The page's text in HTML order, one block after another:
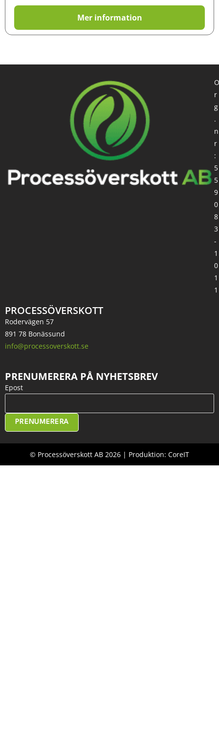
Mer information
PROCESSÖVERSKOTT
Rodervägen 57
891 78 Bonässund
info@processoverskott.se
O
r
g
.
n
r
:
5
5
9
0
8
3
-
1
0
1
1
PRENUMERERA PÅ NYHETSBREV
Epost
PRENUMERERA
© Processöverskott AB 2026 | Produktion: CoreIT